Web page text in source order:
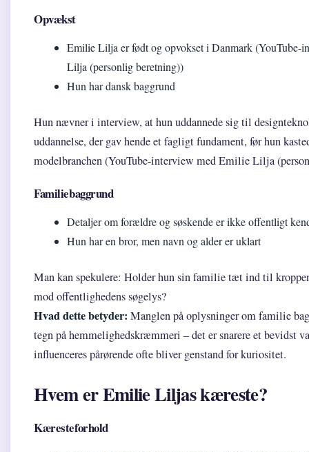
Opvækst
Emilie Lilja er født og opvokset i Danmark (YouTube-
Lilja (personlig beretning))
Hun har dansk baggrund
Hun nævner i interview, at hun uddannede sig til
uddannelse, der gav hende et fagligt fundament, før hun
modelbranchen (YouTube-interview med Emilie Lilja
Familiebaggrund
Detaljer om forældre og søskende er ikke offentligt
Hun har en bror, men navn og alder er uklart
Man kan spekulere: Holder hun sin familie tæt ind til
mod offentlighedens søgelys?
Hvad dette betyder: Manglen på oplysninger om familie
tegn på hemmelighedskræmmeri – det er snarere et bevidst
influenceres pårørende ofte bliver genstand for kuriositet.
Hvem er Emilie Liljas kæreste?
Kæresteforhold